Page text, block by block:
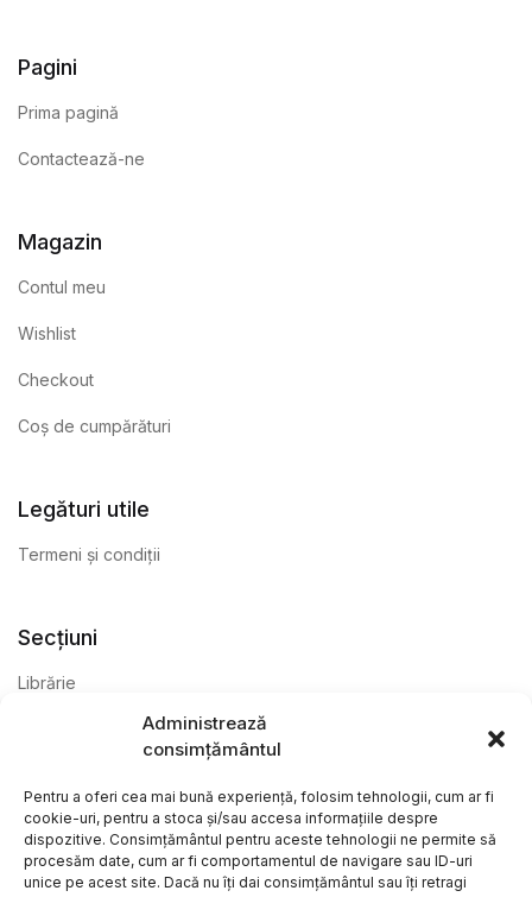
Administrează
consimțământul
Pentru a oferi cea mai bună experiență, folosim tehnologii, cum ar fi
cookie-uri, pentru a stoca și/sau accesa informațiile despre
dispozitive. Consimțământul pentru aceste tehnologii ne permite să
procesăm date, cum ar fi comportamentul de navigare sau ID-uri
unice pe acest site. Dacă nu îți dai consimțământul sau îți retragi
Pagini
Prima pagină
Contactează-ne
Magazin
Contul meu
Wishlist
Checkout
Coș de cumpărături
Legături utile
Termeni și condiții
Secțiuni
Librărie